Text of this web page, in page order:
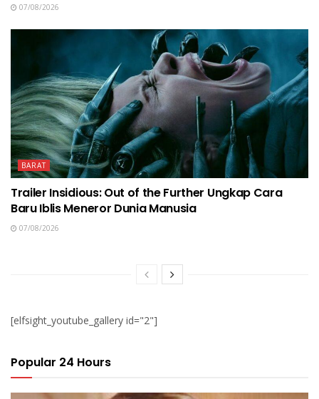
07/08/2026
BARAT
Trailer Insidious: Out of the Further Ungkap Cara
Baru Iblis Meneror Dunia Manusia
07/08/2026
[elfsight_youtube_gallery id="2"]
Popular 24 Hours